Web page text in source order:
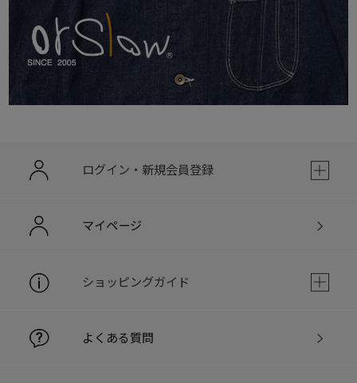
ログイン・新規会員登録
マイページ
ショッピングガイド
よくある質問